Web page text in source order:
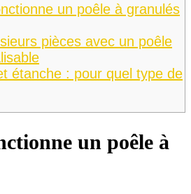
un poêle à granulés
pièces avec un poêle
étanche : pour quel type de
un poêle à